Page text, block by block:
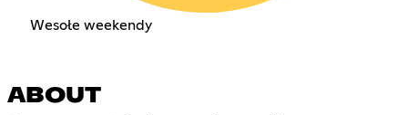
Wesołe weekendy
ABOUT